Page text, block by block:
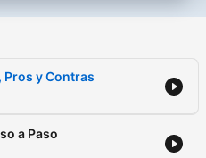
Pros y Contras
a Paso